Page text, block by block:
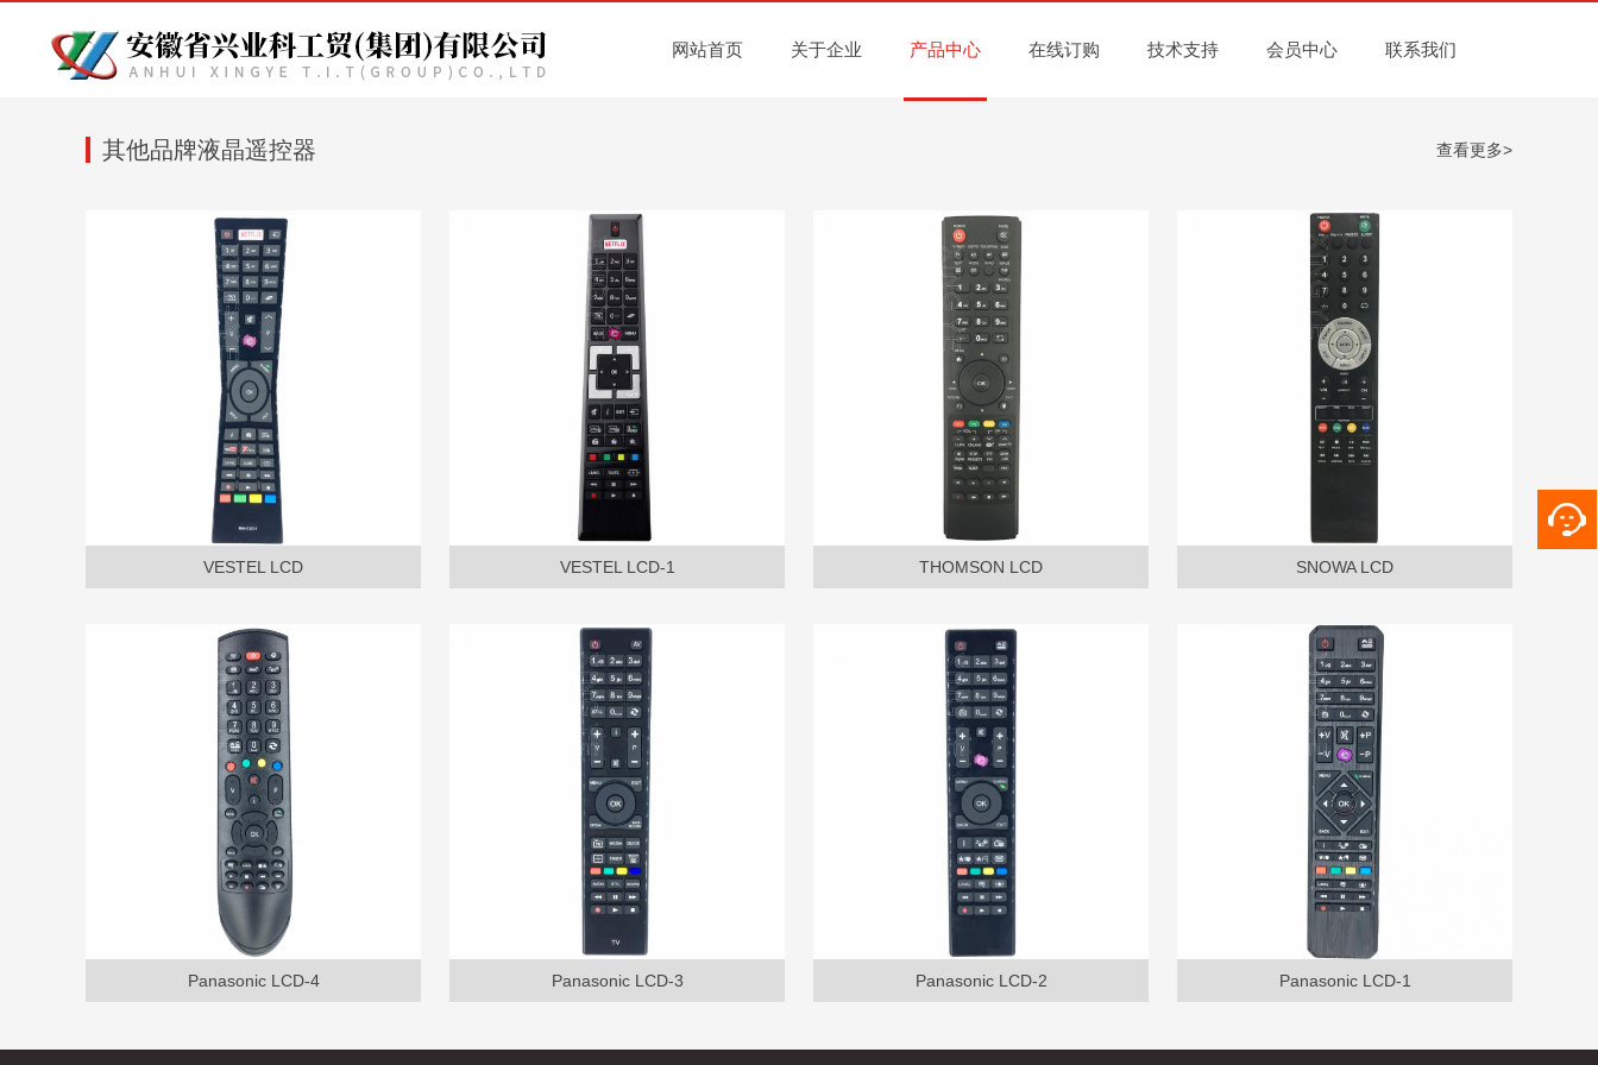
网站首页 关于企业 产品中心 在线订购 技术支持 会员中心 联系我们
查看更多>
其他品牌液晶遥控器
VESTEL LCD VESTEL LCD-1 THOMSON LCD SNOWA LCD
Panasonic LCD-4 Panasonic LCD-3 Panasonic LCD-2 Panasonic LCD-1